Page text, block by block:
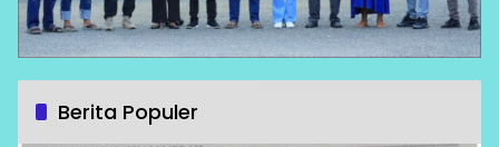
Berita Populer